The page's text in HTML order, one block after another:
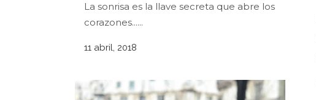
La sonrisa es la llave secreta que abre los
corazones......
11 abril, 2018